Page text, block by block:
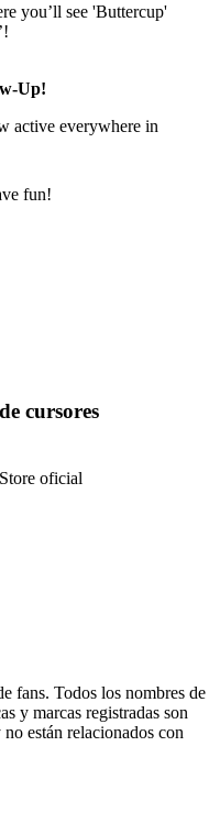
you’ll see 'Buttercup'
Up!
active everywhere in
fun!
cursores
oficial
fans. Todos los nombres de
y marcas registradas son
están relacionados con